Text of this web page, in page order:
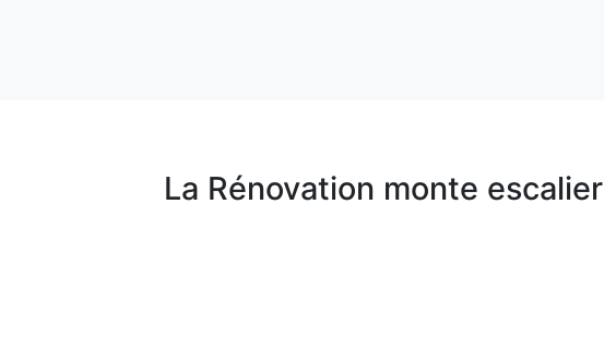
La Rénovation monte escalier